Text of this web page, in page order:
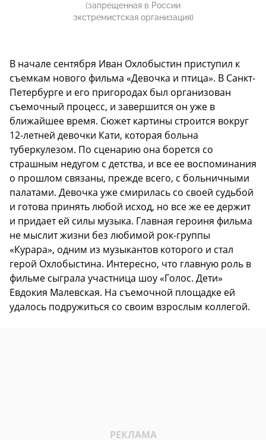
(запрещенная в России
экстремистская организация)
В начале сентября Иван Охлобыстин приступил к
съемкам нового фильма «Девочка и птица». В Санкт-
Петербурге и его пригородах был организован
съемочный процесс, и завершится он уже в
ближайшее время. Сюжет картины строится вокруг
12-летней девочки Кати, которая больна
туберкулезом. По сценарию она борется со
страшным недугом с детства, и все ее воспоминания
о прошлом связаны, прежде всего, с больничными
палатами. Девочка уже смирилась со своей судьбой
и готова принять любой исход, но все же ее держит
и придает ей силы музыка. Главная героиня фильма
не мыслит жизни без любимой рок-группы
«Курара», одним из музыкантов которого и стал
герой Охлобыстина. Интересно, что главную роль в
фильме сыграла участница шоу «Голос. Дети»
Евдокия Малевская. На съемочной площадке ей
удалось подружиться со своим взрослым коллегой.